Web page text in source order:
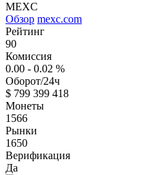
MEXC
Обзор mexc.com
Рейтинг
90
Комиссия
0.00 - 0.02 %
Оборот/24ч
$ 799 399 418
Монеты
1566
Рынки
1650
Верификация
Да